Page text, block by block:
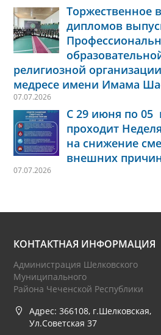
Торжественное
дипломов
религиозной
медресе имени Имама
07.07.2026
С 29 июня по 05
проходит
на снижение
внешних
07.07.2026
КОНТАКТНАЯ ИНФОРМАЦИЯ
Администрация Шелковского
Муниципального
Района Чеченской Республики
Адрес: 366108, г.Шелковская,
Ул.Советская 37